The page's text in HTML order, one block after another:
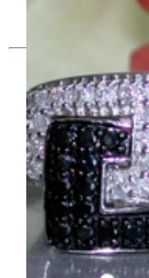
4.190,00 €
Seit 1995
das
Hochwertiger
Vertrauens.
die ihn trägt.
uns ebenso